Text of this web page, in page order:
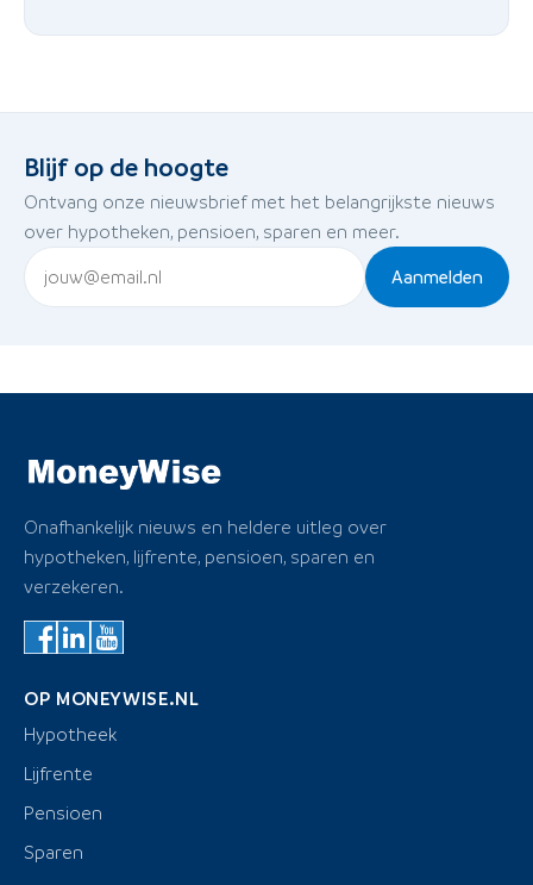
Blijf op de hoogte
Ontvang onze nieuwsbrief met het belangrijkste nieuws
over hypotheken, pensioen, sparen en meer.
Aanmelden
Onafhankelijk nieuws en heldere uitleg over
hypotheken, lijfrente, pensioen, sparen en
verzekeren.
OP MONEYWISE.NL
Hypotheek
Lijfrente
Pensioen
Sparen